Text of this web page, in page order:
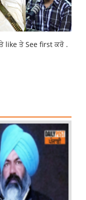
like ਤੇ See first ਕਰੋ .